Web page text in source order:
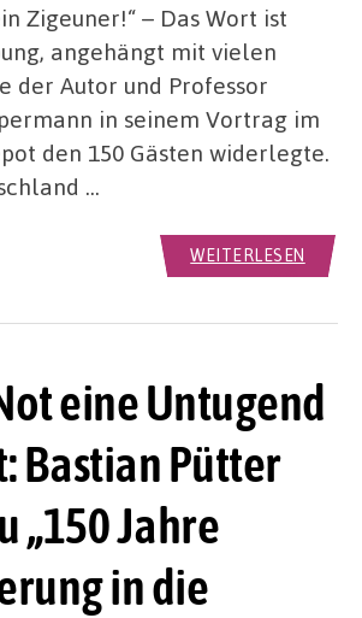
Zigeuner!“ – Das Wort ist
angehängt mit vielen
der Autor und Professor
in seinem Vortrag im
den 150 Gästen widerlegte.
…
WEITERLESEN
eine Untugend
Bastian Pütter
„150 Jahre
in die